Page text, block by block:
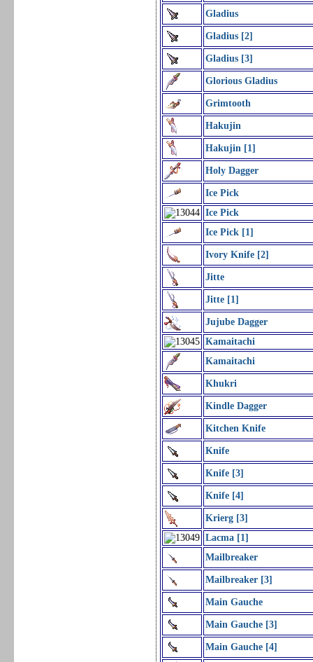
Gladius
Gladius [2]
Gladius [3]
Glorious Gladius
Grimtooth
Hakujin
Hakujin [1]
Holy Dagger
Ice Pick
Ice Pick
Ice Pick [1]
Ivory Knife [2]
Jitte
Jitte [1]
Jujube Dagger
Kamaitachi
Kamaitachi
Khukri
Kindle Dagger
Kitchen Knife
Knife
Knife [3]
Knife [4]
Krierg [3]
Lacma [1]
Mailbreaker
Mailbreaker [3]
Main Gauche
Main Gauche [3]
Main Gauche [4]